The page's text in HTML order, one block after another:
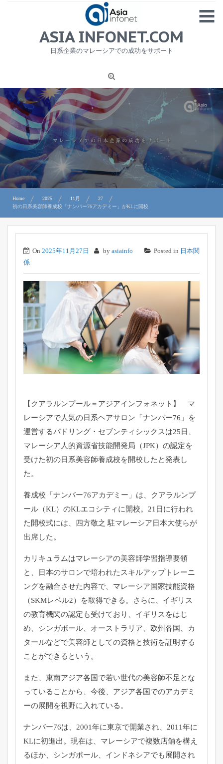
MENU
1
ニュース
労務サービス
プライバシーポリシー及び著作権について
お問合せ
ASIA INFONET.COM
日系企業のマレーシアでの成功をサポート
Home 2025 11月
27
初の日系美容師養成校「ナンバー76アカデミー」がKLに開校
On 2025年11月27日 by asiainfo Posted in 日本関
係
【クアラルンプール＝アジアインフォネット】 マ
レーシアで人気の日系ヘアサロン「ナンバー76」
を
運営するパドリング・セブンティシックスは25日、
マレーシア人的資源省技能開発局（JPK） の認定を
受けた初の日系美容師養成校を開校したと発表し
た。
養成校「ナンバー76アカデミー」は、クアラルンプ
ール（KL） のKLエコシティに開校。21日に行われ
た開校式には、四方敬之 駐マレーシア日本大使らが
出席した。
カリキュラムはマレーシアの美容師学習指導要領
と、
日本のサロンで培われたスキルアップトレーニ
ングを融合させた内容で、マレーシア国家技能資格
（SKMレベル2）を取得できる。
さらに、イギリス
の教育機関の認定も受けており、 イギリスをはじ
め、シンガポール、オーストラリア、欧州各国、
カ
タールなどで美容師としての資格と技術を証明する
ことができる という。
また、 東南アジア各国で若い世代の美容師不足とな
っていることから、 今後、アジア各国でのアカデミ
ーの展開を視野に入れている。
ナンバー76は、2001年に東京で開業され、 2011年に
KLに初進出。現在は、 マレーシアで複数店舗を構え
るほか、シンガポール、 インドネシアでも展開され